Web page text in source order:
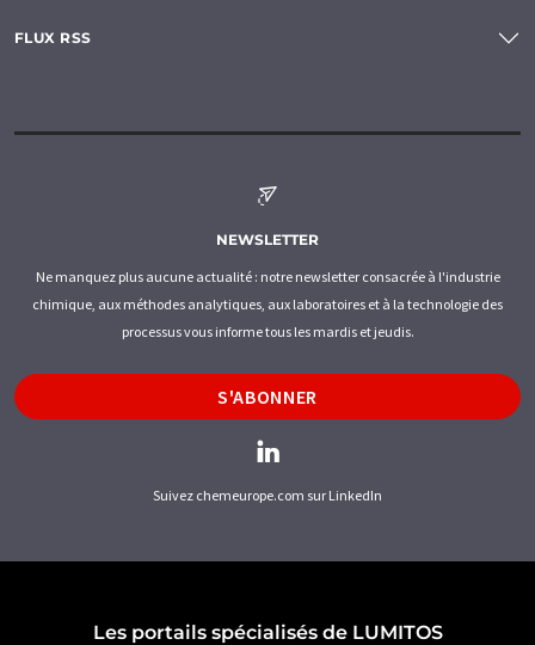
FLUX RSS
NEWSLETTER
Ne manquez plus aucune actualité : notre newsletter consacrée à l'industrie
chimique, aux méthodes analytiques, aux laboratoires et à la technologie des
processus vous informe tous les mardis et jeudis.
S'ABONNER
Suivez chemeurope.com sur LinkedIn
Les portails spécialisés de LUMITOS